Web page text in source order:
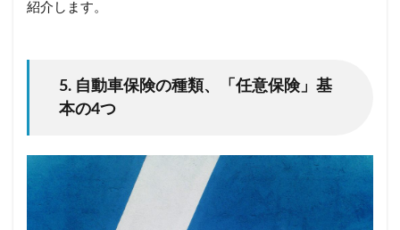
紹介します。
5. 自動車保険の種類、「任意保険」基
本の4つ